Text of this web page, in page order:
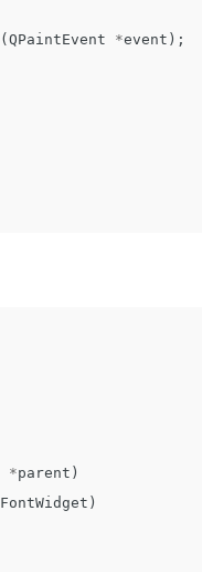
( QPaintEvent *event );
*parent )
FontWidget )